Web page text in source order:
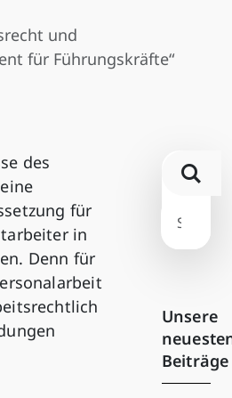
und
für Führungskräfte“
des
für
in
Denn für
Unsere
Beiträge